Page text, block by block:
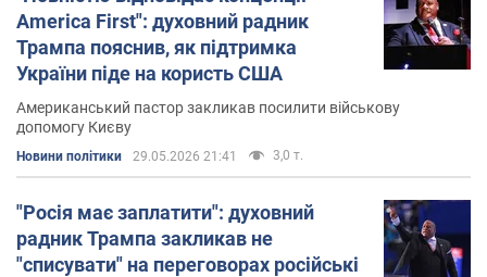
ситуації в Україні, нав’язуючи думку про придушення
релігійної віри та замовчуючи звірства окупантів.
Після побаченого в УкраїніБернс назвав російського
диктатора Володимира Путіна "чистим злом"
Особисте життя
Бернс і його колишня дружина, Томарра Бернс, мають
двох дітей. Бернс має трьох дітей від попереднього
шлюбу і був вітчимом для двох дітей Томарри від
попередніх стосунків.
America First": духовний радник
Трампа пояснив, як підтримка
України піде на користь США
Американський пастор закликав посилити військову
допомогу Києву
Новини політики 29.05.2026 21:41 3,0 т.
"Росія має заплатити": духовний
радник Трампа закликав не
"списувати" на переговорах російські